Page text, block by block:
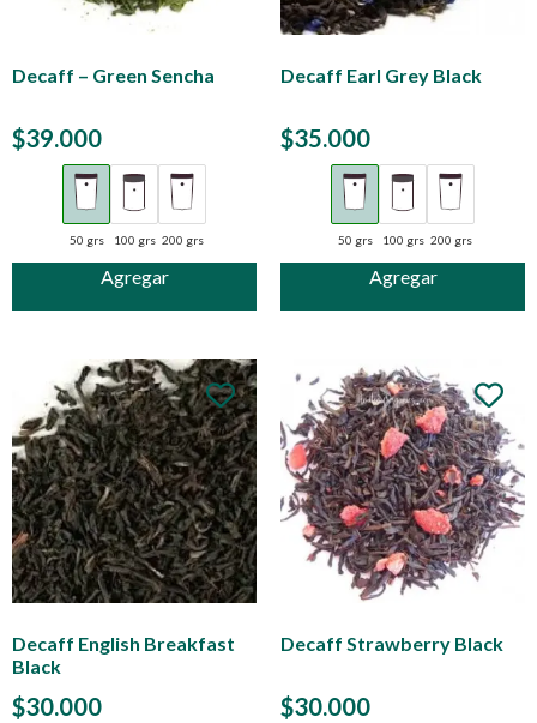
Decaff – Green Sencha
$39.000
Agregar
50 grs 100 grs 200 grs
Decaff Earl Grey Black
$35.000
Agregar
50 grs 100 grs 200 grs
Decaff English Breakfast
Black
$30.000
Decaff Strawberry Black
$30.000